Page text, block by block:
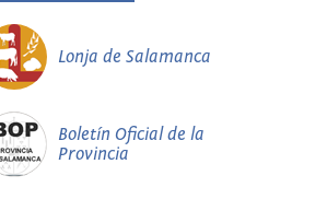
Lonja de Salamanca
Boletín Oficial de la
Provincia